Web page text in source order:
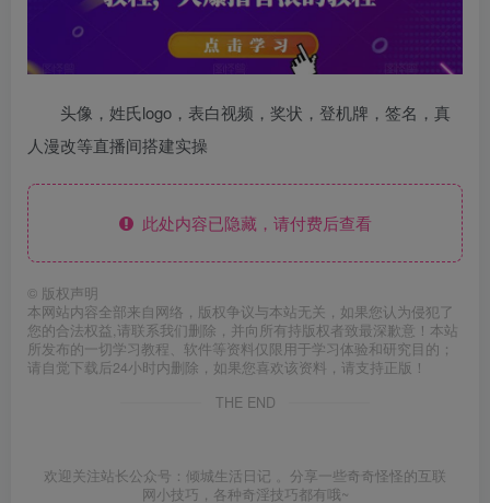
头像，姓氏logo，表白视频，奖状，登机牌，签名，真
人漫改等直播间搭建实操
此处内容已隐藏，请付费后查看
© 版权声明
本网站内容全部来自网络，版权争议与本站无关，如果您认为侵犯了
您的合法权益,请联系我们删除，并向所有持版权者致最深歉意！本站
所发布的一切学习教程、软件等资料仅限用于学习体验和研究目的；
请自觉下载后24小时内删除，如果您喜欢该资料，请支持正版！
THE END
欢迎关注站长公众号：倾城生活日记 。分享一些奇奇怪怪的互联
网小技巧，各种奇淫技巧都有哦~